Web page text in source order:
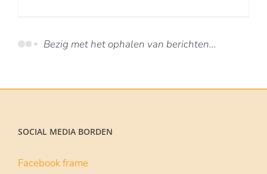
Einde van de berichten
SOCIAL MEDIA BORDEN
Facebook frame